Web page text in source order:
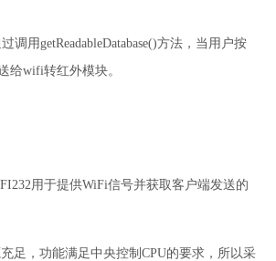
用getReadableDatabase()方法，当用户按
给wifi转红外模块。
用于提供WiFi信号并获取客户端发送的
足，功能满足中央控制CPU的要求，所以采